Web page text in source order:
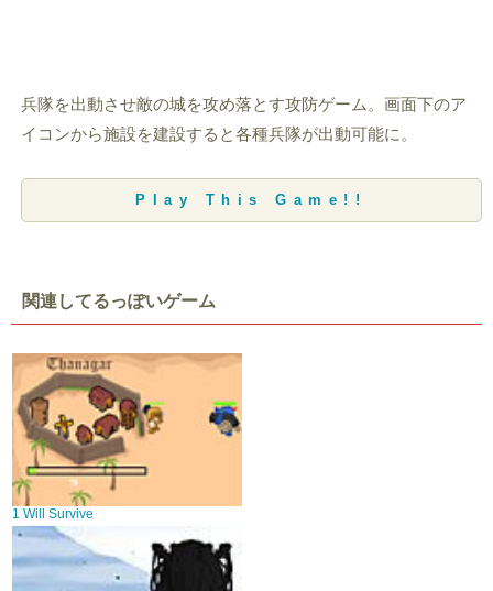
兵隊を出動させ敵の城を攻め落とす攻防ゲーム。画面下のア
イコンから施設を建設すると各種兵隊が出動可能に。
Play This Game!!
関連してるっぽいゲーム
1 Will Survive